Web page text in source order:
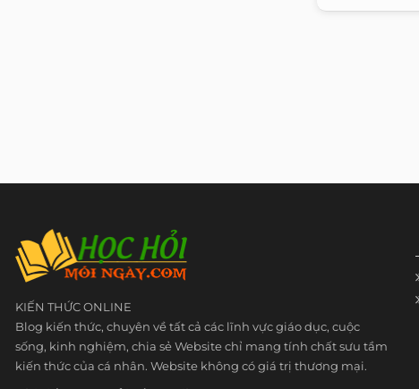
KIẾN THỨC ONLINE
Blog kiến thức, chuyên về tất cả các lĩnh vực giáo dục, cuộc
sống, kinh nghiệm, chia sẻ Website chỉ mang tính chất sưu tầm
kiến thức của cá nhân. Website không có giá trị thương mại.